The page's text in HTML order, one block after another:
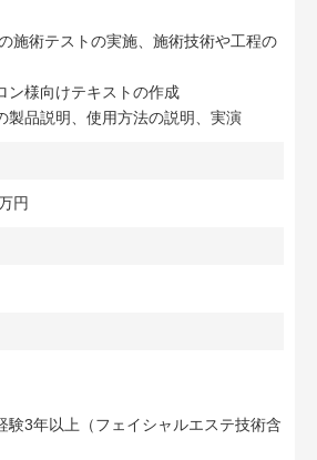
施術テストの実施、施術技術や工程の
ン様向けテキストの作成
製品説明、使用方法の説明、実演
円
験3年以上（フェイシャルエステ技術含